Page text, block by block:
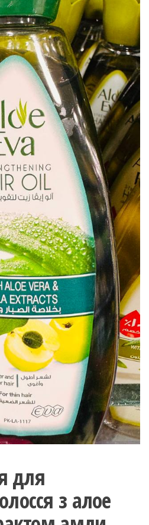
для
з алое